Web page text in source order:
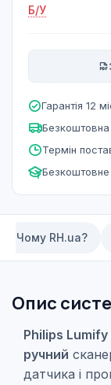
Б/У
Гарантія 12
Безкоштовна
Термін
Чому RH.ua?
Опис
Philips Lumify
ручний
датчика і